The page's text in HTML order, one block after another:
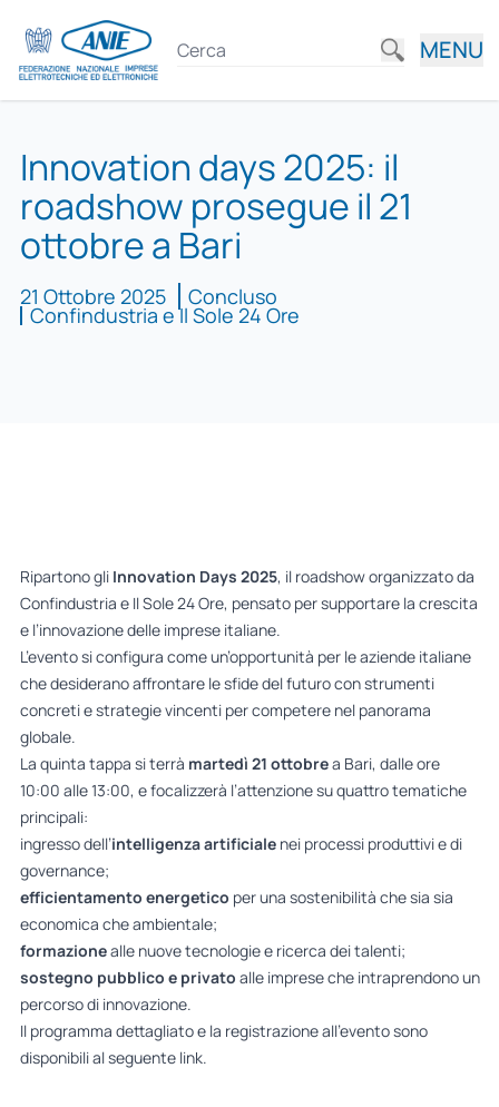
MENU
Innovation days 2025: il
roadshow prosegue il 21
ottobre a Bari
21 Ottobre 2025 Concluso
Confindustria e Il Sole 24 Ore
Ripartono gli Innovation Days 2025, il roadshow organizzato da
Confindustria e Il Sole 24 Ore, pensato per supportare la crescita
e l’innovazione delle imprese italiane.
L’evento si configura come un’opportunità per le aziende italiane
che desiderano affrontare le sfide del futuro con strumenti
concreti e strategie vincenti per competere nel panorama
globale.
La quinta tappa si terrà martedì 21 ottobrea Bari, dalle ore
10:00 alle 13:00, e focalizzerà l’attenzione su quattro tematiche
principali:
ingresso dell’intelligenza artificialenei processi produttivi e di
governance;
efficientamento energetico per una sostenibilità che sia sia
economica che ambientale;
formazionealle nuove tecnologie e ricerca dei talenti;
sostegno pubblico e privato alle imprese che intraprendono un
percorso di innovazione.
Il programma dettagliato e la registrazione all’evento sono
disponibili al seguente link.